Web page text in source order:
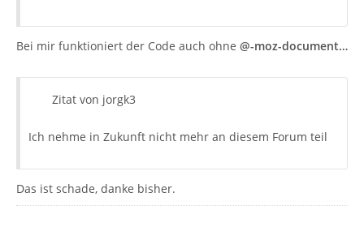
Bei mir funktioniert der Code auch ohne @-moz-document…
Zitat von jorgk3
Ich nehme in Zukunft nicht mehr an diesem Forum teil
Das ist schade, danke bisher.